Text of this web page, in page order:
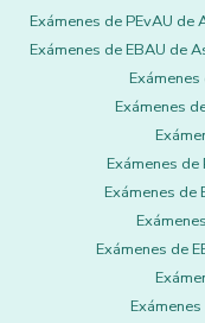
Exámenes de PEvAU de
Exámenes de EBAU de
Exámenes
Exámenes de
Exámenes de
Exámenes de